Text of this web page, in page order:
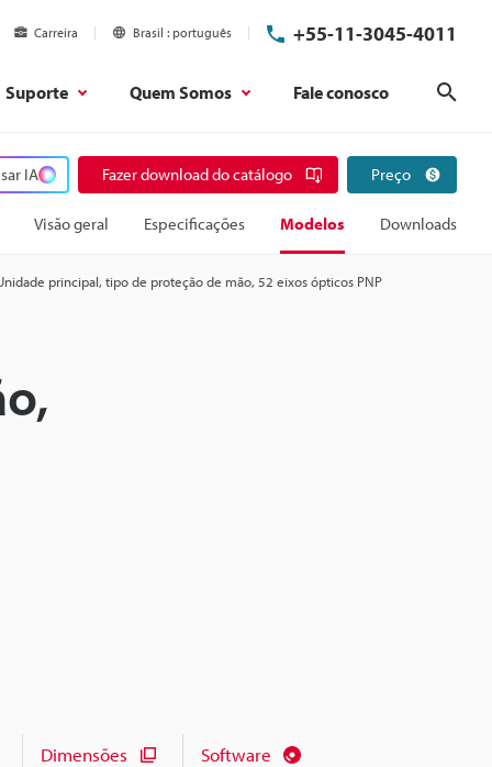
Carreira Brasil português +55-11-3045-4011
Suporte Quem Somos Fale conosco
IA Fazer download do catálogo Preço
Visão geral Especificações Modelos Downloads
principal, tipo de proteção de mão, 52 eixos ópticos PNP
Dimensões Software